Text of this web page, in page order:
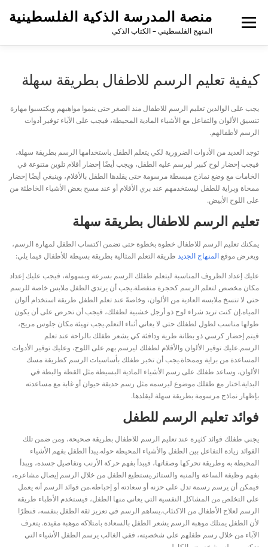
منصة المدرسة الذكية الفلسطينية
المنهج الفلسطيني – الكتاب الذكي
القائمة
كيفية تعليم الرسم للاطفال بطريقة سهلة
يجب على الوالدين تعليم الرسم للاطفال منذ الصغر حتى ينموا مواهبهم ويكتسبوا مهارة
تنسيق الألوان والتفاعل مع الأشياء المادية المحيطة، فيجب على الآباء توفير أدوات
الرسم لأطفالهم.
توجد العديد من الأدوات الضرورية لكي يتعلم الطفل باستخدامها الرسم بطريقة سهلة،
فيجب إحضار لوح كبير ليرسم عليه الطفل، ويجب أيضًا إحضار أقلام تلوين متنوعة في
الخامات مع وضع نماذج مبسطة مرسومة حتى يقلدها الطفل بالأقلام، وينبغي أيضًا إحضار
ممحاة وبراية للطفل ليستخدمهم عند بري الأقلام أو عند مسح بعض الأشياء الخاطئة من
على اللوح الأبيض.
تعليم الرسم للاطفال بطريقة سهلة
يمكنك تعليم الرسم للاطفال خطوة بخطوة حتى تضمن اكتساب الطفل لمهارة الرسم،
ويعرض موقعالمنهاج الجديد طريقة التعلم المثالية بطريقة بسيطة للأطفال فيما يلي:
عليك إعداد الظروف المناسبة ليتعلم طفلك الرسم بسرعة وبسهولة، فيجب عليك إعداد
مكان مخصص لتعلم الرسم كحجرة منفصلة.يجب أن يرتدي الطفل ملابس خاصة للرسم
حتى لا تتسخ ملابسه العادية من الألوان، وخاصةً عند تعلم الطفل طريقة استخدام ألوان
المياه.إن كنت تريد شراء لوح ذو أرجل خشبية لطفلك، فيجب أن تحرص على أن يكون
طولها مناسب لطول لطفلك حتى لا يعاني أثناء التعلم.يجب تهيئة مكان جلوس مريح،
فيتم إحضار كرسي ذو بطانة طرية ودافئة كي يشعر طفلك بالراحة عند تعلم
الرسم.عليك توفير الألوان والأقلام لطفلك ليرسم بهم على اللوح، وعليك توفير الأدوات
المساعدة من براية وممحاة.يجب أن تخبر طفلك بأساسيات الرسم كطريقة مسك
الألوان، وساعد طفلك على رسم الأشياء المادية البسيطة مثل القطة والبطة في
البداية.اختار مع طفلك موضوع ليرسمه مثل رسم حديقة حيوان أو غابة مع مساعدته
بإظهار نماذج مرسومة بطريقة سهلة ليقلدها.
فوائد تعليم الرسم للطفل
يجني طفلك فوائد كثيرة عند تعليم الرسم للاطفال بطريقة صحيحة، ومن ضمن تلك
الفوائد زيادة التفاعل بين الطفل والأشياء المحيطة حوله.يبدأ الطفل بفهم الأشياء
المحيطة به وطريقة تحركها وصفاتها، فيبدأ بفهم حركة الأرنب وتفاصيل جسده، ويبدأ
بفهم وظيفة الساعة والمنبه والستائر.يستطيع الطفل من خلال الرسم إيصال مشاعره،
فيمكن أن يرسم رسمة تدل على حزنه أو سعادته أو إحباطه.من فوائد الرسم أنه يعمل
على التخلص من المشاكل النفسية التي يعاني منها الطفل، فيستخدم الأطباء طريقة
الرسم لعلاج الأطفال من الاكتئاب.يساهم الرسم في تعزيز ثقة الطفل بنفسه، فنظرًا
لأن الطفل يمتلك موهبة الرسم يشعر الطفل بالسعادة بامتلاكه موهبة مفيدة. يتعرف
الآباء من خلال رسم طفلهم على شخصيته، ففي الغالب يرسم الطفل الأشياء التي